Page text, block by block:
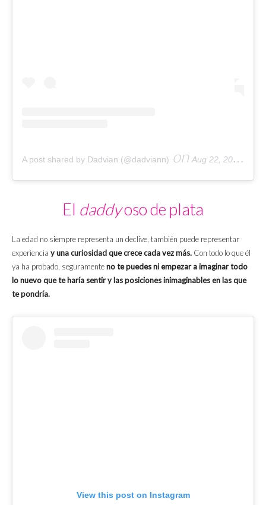
A post shared by Dadvian (@dadviann) on Aug 22, 2018 at 11:26am PDT
El daddyoso de plata
La edad no siempre representa un declive, también puede representar
experiencia y una curiosidad que crece cada vez más. Con todo lo que él
ya ha probado, seguramenteno te puedes ni empezar a imaginar todo
lo nuevo que te haría sentir y las posiciones inimaginables en las que
te pondría.
View this post on Instagram